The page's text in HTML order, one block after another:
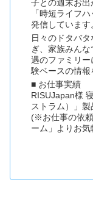
子との週末お
「時短ライフ
発信しています
日々のドタバ
ぎ、家族みん
遇のファミリ
験ベースの情報
■ お仕事実績
RISUJapan様
ストラム）」
(※お仕事の依
ーム」よりお